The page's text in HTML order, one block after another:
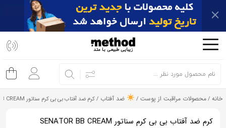
اشتراک
استفاده
از
روش‌های
زیر
خانه /محصولات مراقبت از پوست / ضد آفتاب / کرم ضد آفتاب بی بی کرم سناتور SENATOR BB CREAM
کرم ضد آفتاب بی بی کرم سناتور SENATOR BB CREAM